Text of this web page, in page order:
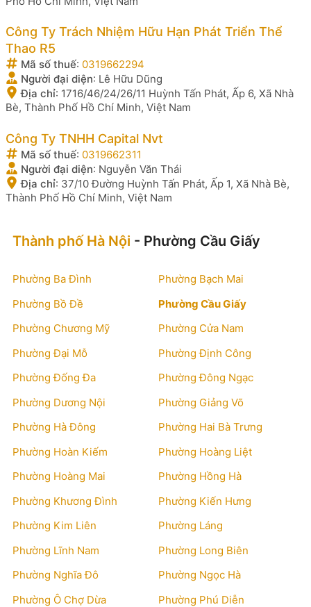
Công Ty Trách Nhiệm Hữu Hạn Phát Triển Thể
Thao R5
Mã số thuế: 0319662294
Người đại diện: Lê Hữu Dũng
Địa chỉ: 1716/46/24/26/11 Huỳnh Tấn Phát, Ấp 6, Xã Nhà
Bè, Thành Phố Hồ Chí Minh, Việt Nam
Công Ty TNHH Capital Nvt
Mã số thuế: 0319662311
Người đại diện: Nguyễn Văn Thái
Địa chỉ: 37/10 Đường Huỳnh Tấn Phát, Ấp 1, Xã Nhà Bè,
Thành Phố Hồ Chí Minh, Việt Nam
Thành phố Hà Nội - Phường Cầu Giấy
Phường Ba Đình
Phường Bạch Mai
Phường Bồ Đề
Phường Cầu Giấy
Phường Chương Mỹ
Phường Cửa Nam
Phường Đại Mỗ
Phường Định Công
Phường Đống Đa
Phường Đông Ngạc
Phường Dương Nội
Phường Giảng Võ
Phường Hà Đông
Phường Hai Bà Trưng
Phường Hoàn Kiếm
Phường Hoàng Liệt
Phường Hoàng Mai
Phường Hồng Hà
Phường Khương Đình
Phường Kiến Hưng
Phường Kim Liên
Phường Láng
Phường Lĩnh Nam
Phường Long Biên
Phường Nghĩa Đô
Phường Ngọc Hà
Phường Ô Chợ Dừa
Phường Phú Diễn